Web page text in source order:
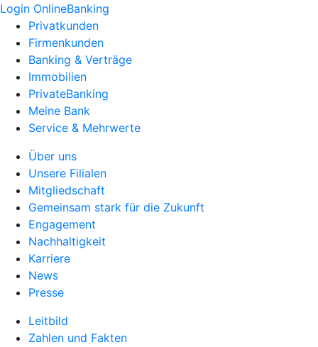
Login OnlineBanking
Privatkunden
Firmenkunden
Banking & Verträge
Immobilien
PrivateBanking
Meine Bank
Service & Mehrwerte
Über uns
Unsere Filialen
Mitgliedschaft
Gemeinsam stark für die Zukunft
Engagement
Nachhaltigkeit
Karriere
News
Presse
Leitbild
Zahlen und Fakten